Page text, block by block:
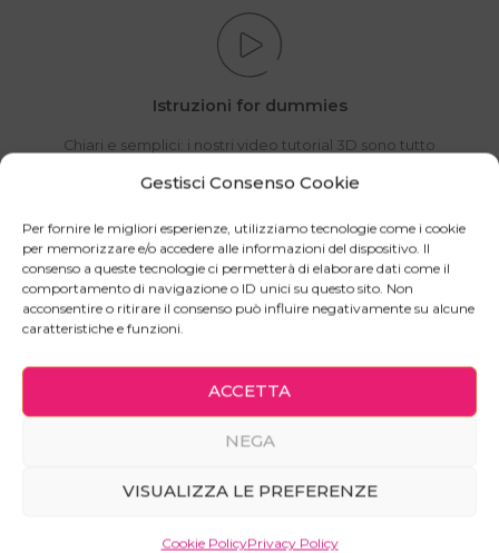
Gestisci Consenso Cookie
Per fornire le migliori esperienze, utilizziamo tecnologie come i cookie
per memorizzare e/o accedere alle informazioni del dispositivo. Il
consenso a queste tecnologie ci permetterà di elaborare dati come il
comportamento di navigazione o ID unici su questo sito. Non
acconsentire o ritirare il consenso può influire negativamente su alcune
caratteristiche e funzioni.
ACCETTA
NEGA
VISUALIZZA LE PREFERENZE
Cookie PolicyPrivacy Policy
Istruzioni for dummies
Chiari e semplici: i nostri video tutorial 3D sono tutto
missione.